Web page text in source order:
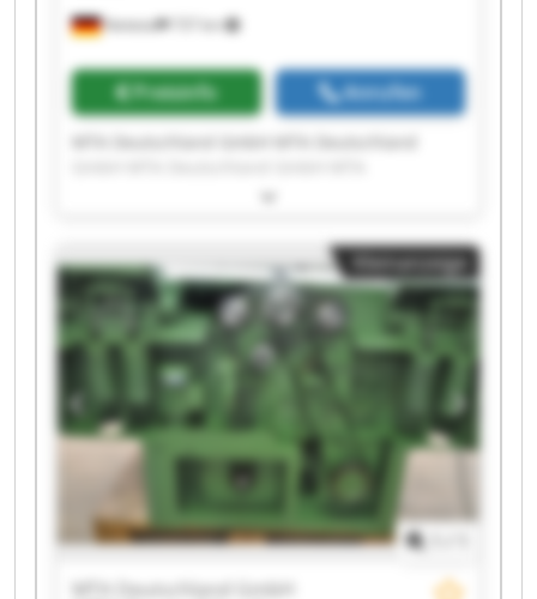
Nettetal 737 km
Preisinfo Anrufen
Deutschland GmbH MTA Deutschland GmbH
GmbH MTA Deutschland GmbH MTA
Deutschland GmbH MTA Deutschland GmbH
MTA Deutschland GmbH MTA Deutschland
GmbH MTA Deutschland GmbH MTA
Deutschland GmbH MTA Deutschland GmbH
MTA Deutschland GmbH MTA Deutschland
GmbH MTA Deutschland GmbH MTA
Deutschland GmbH MTA Deutschland GmbH
Kleinanzeige
MTA Deutschland GmbH